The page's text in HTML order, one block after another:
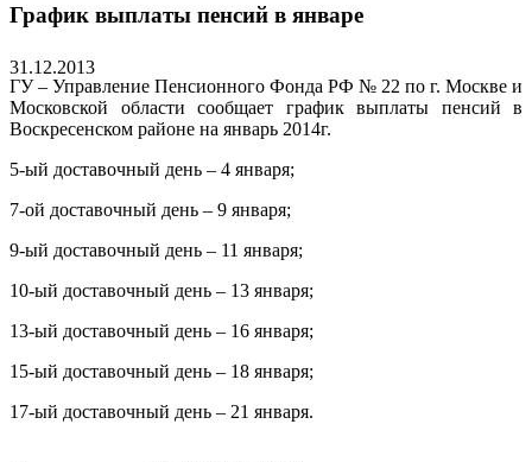
График выплаты пенсий в январе
31.12.2013
ГУ – Управление Пенсионного Фонда РФ № 22 по г. Москве и
Московской области сообщает график выплаты пенсий в
Воскресенском районе на январь 2014г.
5-ый доставочный день – 4 января;
7-ой доставочный день – 9 января;
9-ый доставочный день – 11 января;
10-ый доставочный день – 13 января;
13-ый доставочный день – 16 января;
15-ый доставочный день – 18 января;
17-ый доставочный день – 21 января.